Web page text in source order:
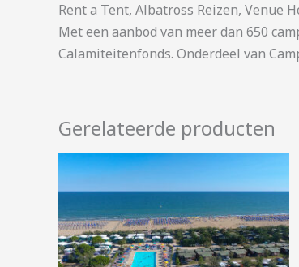
Rent a Tent, Albatross Reizen, Venue
Met een aanbod van meer dan 650
Calamiteitenfonds. Onderdeel van
Gerelateerde producten